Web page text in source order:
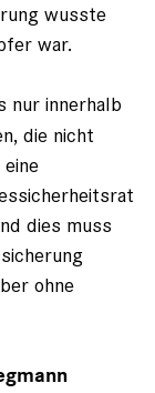
wusste
war.
nur innerhalb
die nicht
dies muss
ohne